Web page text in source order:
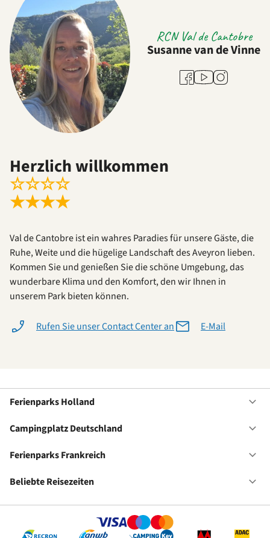
RCN Val de Cantobre
Susanne van de Vinne
Facebook
YoutubeInstagram
Herzlich willkommen
☆☆☆☆
★★★★
Val de Cantobre ist ein wahres Paradies für unsere Gäste, die
Ruhe, Weite und die hügelige Landschaft des Aveyron lieben.
Kommen Sie und genießen Sie die schöne Umgebung, das
wunderbare Klima und den Komfort, den wir Ihnen in
unserem Park bieten können.
Rufen Sie unser Contact Center an E-Mail
Ferienparks Holland
Campingplatz Deutschland
Ferienparks Frankreich
Beliebte Reisezeiten